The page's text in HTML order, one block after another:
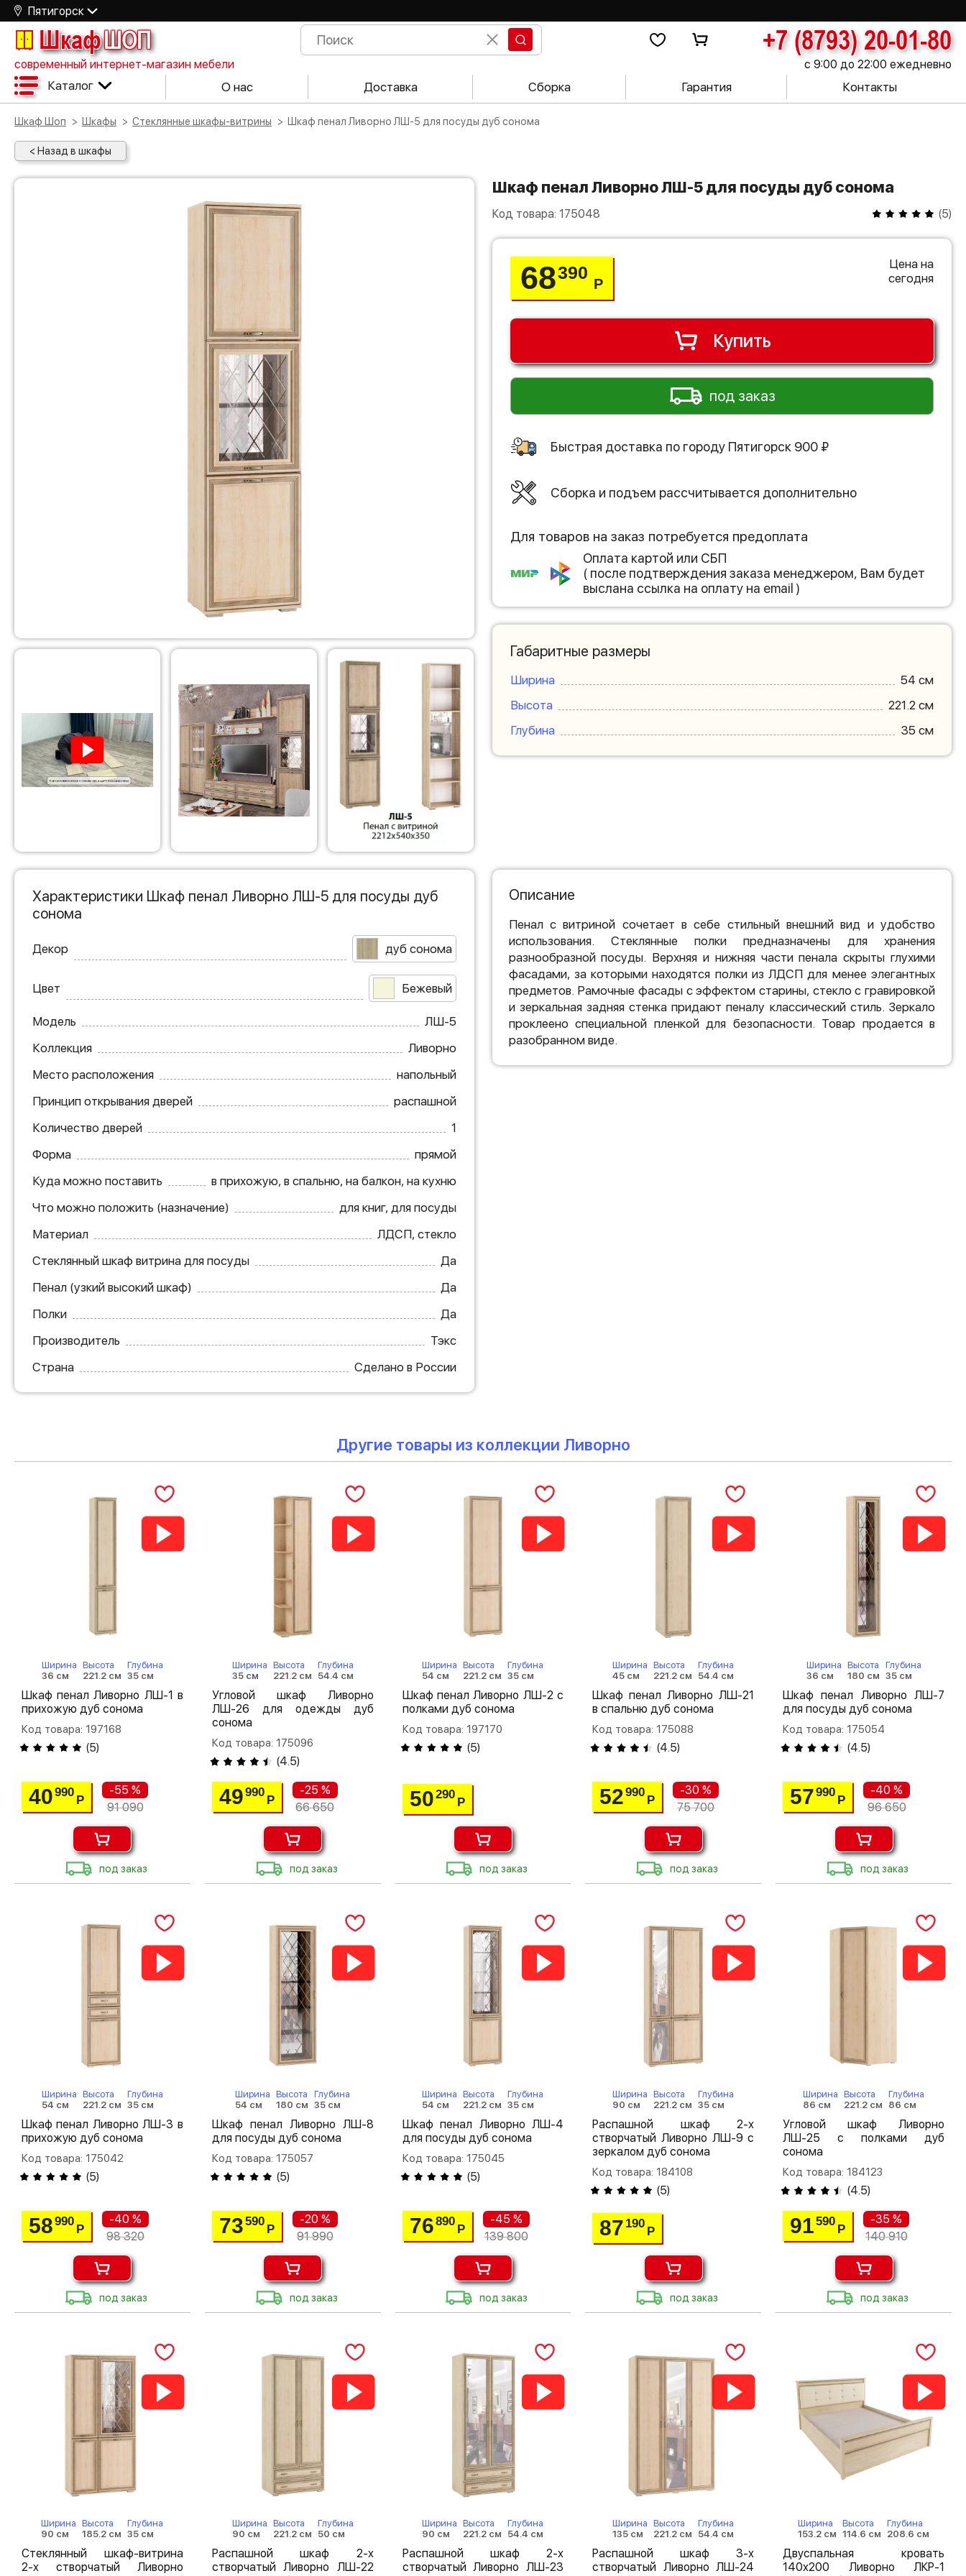
Пятигорск
ШкафШОП +7 (8793) 20-01-80
современный интернет-магазин мебели с 9:00 до 22:00 ежедневно
Каталог О нас Доставка Сборка Гарантия Контакты
Шкаф Шоп Шкафы Стеклянные шкафы-витрины Шкаф пенал Ливорно ЛШ-5 для посуды дуб сонома
< Назад в шкафы
Шкаф пенал Ливорно ЛШ-5 для посуды дуб сонома
Код товара: 175048 (5)
68390
Р
Цена на
сегодня
Купить
под заказ
Быстрая доставка по городу Пятигорск 900 ₽
Сборка и подъем рассчитывается дополнительно
Для товаров на заказ потребуется предоплата
Оплата картой или СБП
( после подтверждения заказа менеджером, Вам будет
выслана ссылка на оплату на email )
Габаритные размеры
Ширина
54 см
Высота
221.2 см
Глубина
35 см
Характеристики Шкаф пенал Ливорно ЛШ-5 для посуды дуб
сонома
Декор дуб сонома
Цвет Бежевый
Модель
ЛШ-5
Коллекция
Ливорно
Место расположения
напольный
Принцип открывания дверей
распашной
Количество дверей
1
Форма
прямой
Куда можно поставить
в прихожую, в спальню, на балкон, на кухню
Что можно положить (назначение)
для книг, для посуды
Материал
ЛДСП, стекло
Стеклянный шкаф витрина для посуды
Да
Пенал (узкий высокий шкаф)
Да
Полки
Да
Производитель
Тэкс
Страна
Сделано в России
Описание
Пенал с витриной сочетает в себе стильный внешний вид и удобство
использования. Стеклянные полки предназначены для хранения
разнообразной посуды. Верхняя и нижняя части пенала скрыты глухими
фасадами, за которыми находятся полки из ЛДСП для менее элегантных
предметов. Рамочные фасады с эффектом старины, стекло с гравировкой
и зеркальная задняя стенка придают пеналу классический стиль. Зеркало
проклеено специальной пленкой для безопасности. Товар продается в
разобранном виде.
Другие товары из коллекции Ливорно
Ширина
36 см
Высота
221.2 см
Глубина
35 см
Шкаф пенал Ливорно ЛШ-1 в
прихожую дуб сонома
Код товара: 197168
(5)
40990
Р
-55 %
91 090
под заказ
Ширина
35 см
Высота
221.2 см
Глубина
54.4 см
Угловой шкаф Ливорно
ЛШ-26 для одежды дуб
сонома
Код товара: 175096
(4.5)
49990
Р
-25 %
66 650
под заказ
Ширина
54 см
Высота
221.2 см
Глубина
35 см
Шкаф пенал Ливорно ЛШ-2 с
полками дуб сонома
Код товара: 197170
(5)
50290
Р
под заказ
Ширина
45 см
Высота
221.2 см
Глубина
54.4 см
Шкаф пенал Ливорно ЛШ-21
в спальню дуб сонома
Код товара: 175088
(4.5)
52990
Р
-30 %
75 700
под заказ
Ширина
36 см
Высота
180 см
Глубина
35 см
Шкаф пенал Ливорно ЛШ-7
для посуды дуб сонома
Код товара: 175054
(4.5)
57990
Р
-40 %
96 650
под заказ
Ширина
54 см
Высота
221.2 см
Глубина
35 см
Шкаф пенал Ливорно ЛШ-3 в
прихожую дуб сонома
Код товара: 175042
(5)
58990
Р
-40 %
98 320
под заказ
Ширина
54 см
Высота
180 см
Глубина
35 см
Шкаф пенал Ливорно ЛШ-8
для посуды дуб сонома
Код товара: 175057
(5)
73590
Р
-20 %
91 990
под заказ
Ширина
54 см
Высота
221.2 см
Глубина
35 см
Шкаф пенал Ливорно ЛШ-4
для посуды дуб сонома
Код товара: 175045
(5)
76890
Р
-45 %
139 800
под заказ
Ширина
90 см
Высота
221.2 см
Глубина
35 см
Распашной шкаф 2-х
створчатый Ливорно ЛШ-9 с
зеркалом дуб сонома
Код товара: 184108
(5)
87 190
Р
под заказ
Ширина
86 см
Высота
221.2 см
Глубина
86 см
Угловой шкаф Ливорно
ЛШ-25 с полками дуб
сонома
Код товара: 184123
(4.5)
91590
Р
-35 %
140 910
под заказ
Ширина
90 см
Высота
185.2 см
Глубина
35 см
Стеклянный шкаф-витрина
2-х створчатый Ливорно
Ширина
90 см
Высота
221.2 см
Глубина
50 см
Распашной шкаф 2-х
створчатый Ливорно ЛШ-22
Ширина
90 см
Высота
221.2 см
Глубина
54.4 см
Распашной шкаф 2-х
створчатый Ливорно ЛШ-23
Ширина
135 см
Высота
221.2 см
Глубина
54.4 см
Распашной шкаф 3-х
створчатый Ливорно ЛШ-24
Ширина
153.2 см
Высота
114.6 см
Глубина
208.6 см
Двуспальная кровать
140х200 Ливорно ЛКР-1